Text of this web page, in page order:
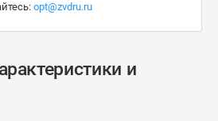
opt@zvdru.ru
и